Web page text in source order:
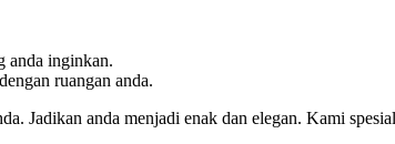
anda inginkan.
ruangan anda.
Jadikan anda menjadi enak dan elegan. Kami